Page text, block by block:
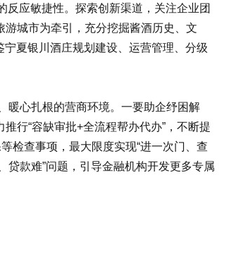
反应敏捷性。探索创新渠道，关注企业团
城市为牵引，充分挖掘酱酒历史、文
宁夏银川酒庄规划建设、运营管理、分级
暖心扎根的营商环境。一要助企纾困解
行“容缺审批+全流程帮办代办”，不断提
检查事项，最大限度实现“进一次门、查
贷款难”问题，引导金融机构开发更多专属